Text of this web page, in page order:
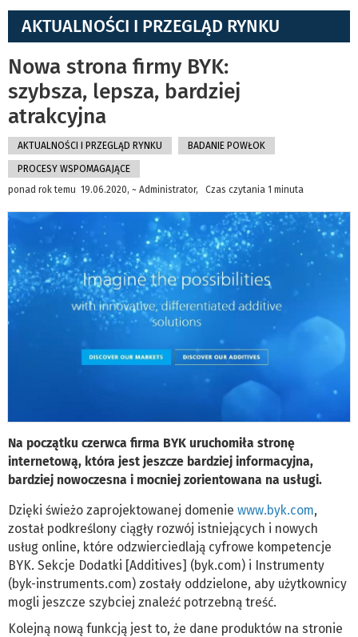
AKTUALNOŚCI I PRZEGLĄD RYNKU
Nowa strona firmy BYK:
szybsza, lepsza, bardziej
atrakcyjna
AKTUALNOŚCI I PRZEGLĄD RYNKU BADANIE POWŁOK
PROCESY WSPOMAGAJĄCE
ponad rok temu 19.06.2020, ~ Administrator, Czas czytania 1 minuta
Na początku czerwca firma BYK uruchomiła stronę
internetową, która jest jeszcze bardziej informacyjna,
bardziej nowoczesna i mocniej zorientowana na usługi.
Dzięki świeżo zaprojektowanej domenie www.byk.com,
został podkreślony ciągły rozwój istniejących i nowych
usług online, które odzwierciedlają cyfrowe kompetencje
BYK. Sekcje Dodatki [Additives] (byk.com) i Instrumenty
(byk-instruments.com) zostały oddzielone, aby użytkownicy
mogli jeszcze szybciej znaleźć potrzebną treść.
Kolejną nową funkcją jest to, że dane produktów na stronie